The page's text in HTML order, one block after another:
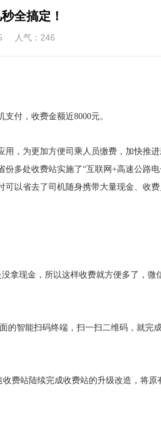
全搞定！
人气： 246
付，收费金额近8000元。
为更加方便司乘人员缴费，加快推
多处收费站实施了“互联网+高速公路
以省去了司机随身携带大量现金、收
现金，所以这样收费就方便多了，微
智能扫码终端，扫一扫二维码，就完
站陆续完成收费站的升级改造，将原